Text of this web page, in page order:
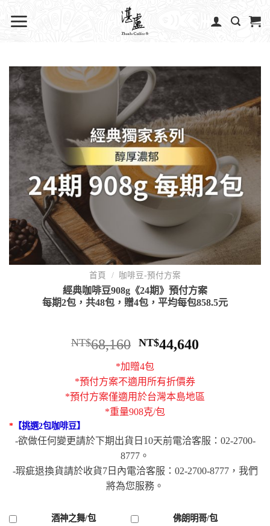
首頁 / 咖啡豆-預付方案
經典咖啡豆908g《24期》預付方案
每期2包，共48包，贈4包，平均每包858.5元
NT$68,160 NT$44,640
*加贈4包
*預付方案不適用所有折價券
*預付方案僅適用於台灣本島地區
*重量908克/包
* 【挑選2包咖啡豆】
-欲做任何變更請於下期出貨日10天前電洽客服：02-2700-
8777。
-瑕疵退換貨請於收貨7日內電洽客服：02-2700-8777，我們
將為您服務。
酒神之舞/包
佛朗明哥/包